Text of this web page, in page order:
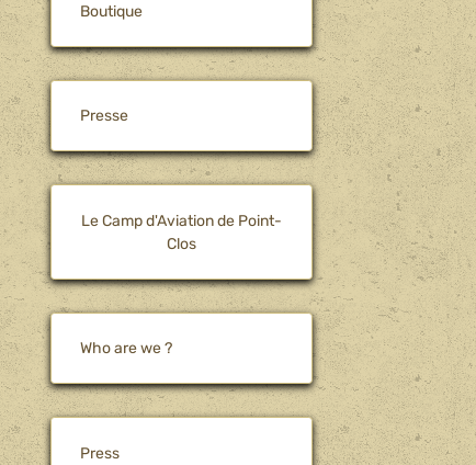
Boutique
Presse
Le Camp d'Aviation de Point-
Clos
Who are we ?
Press